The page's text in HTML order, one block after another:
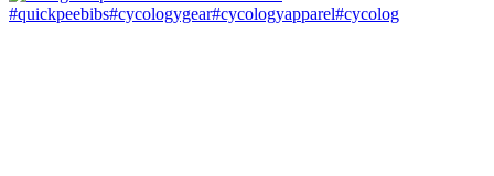
#quickpeebibs#cycologygear#cycologyapparel#cycolog